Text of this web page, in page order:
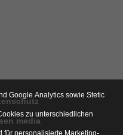
media
Google Analytics sowie Stetic
zu unterschiedlichen
für personalisierte Marketing-